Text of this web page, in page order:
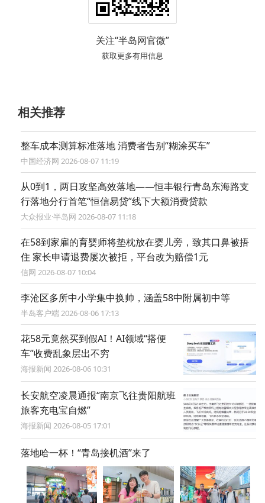
关注“半岛网官微”
获取更多有用信息
相关推荐
整车成本测算标准落地 消费者告别“糊涂买车”
中国经济网 2026-08-07 11:19
从0到1，两日攻坚高效落地——恒丰银行青岛东海路支
行落地分行首笔“恒信易贷”线下大额消费贷款
大众报业·半岛网 2026-08-07 11:18
在58到家雇的育婴师将垫枕放在婴儿旁，致其口鼻被捂
住 家长申请退费屡次被拒，平台改为赔偿1元
信网 2026-08-07 10:04
​李沧区多所中小学集中换帅，涵盖58中附属初中等
半岛客户端 2026-08-06 17:13
花58元竟然买到假AI！AI领域“搭便
车”收费乱象层出不穷
海报新闻 2026-08-06 10:31
长安航空凌晨通报“南京飞往贵阳航班
旅客充电宝自燃”
海报新闻 2026-08-05 17:01
落地哈一杯！“青岛接机酒”来了